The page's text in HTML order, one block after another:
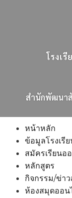
โรงเ
สนกพฒนา
หน้าหลัก
ข้อมูลโรงเรี
สมัครเรียนอ
หลักสูตร
กิจกรรม/ข่าว
ห้องสมุดออน